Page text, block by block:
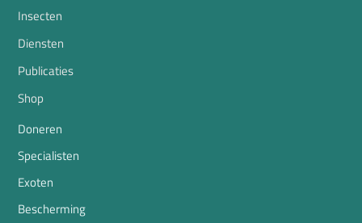
Insecten
Diensten
Publicaties
Shop
Doneren
Specialisten
Exoten
Bescherming